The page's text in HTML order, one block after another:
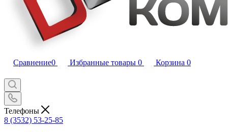
Сравнение0 Избранные товары 0 Корзина 0
Телефоны
8 (3532) 53-25-85